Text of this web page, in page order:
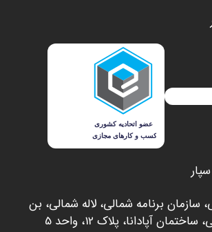
سازمان برنامه شمالي، لاله شمالي، بن
آپادانا، پلاک 12، واحد 5